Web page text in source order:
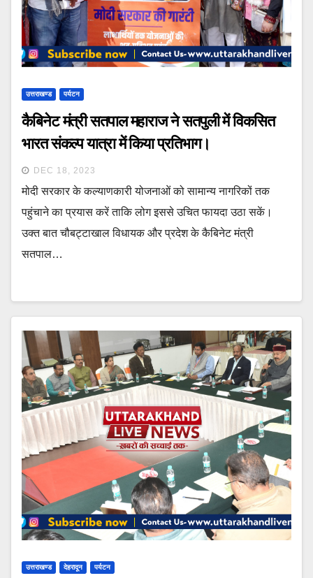
उत्तराखण्ड पर्यटन
कैबिनेट मंत्री सतपाल महाराज ने सतपुली में विकसित
भारत संकल्प यात्रा में किया प्रतिभाग।
DEC 18, 2023
मोदी सरकार के कल्याणकारी योजनाओं को सामान्य नागरिकों तक
पहुंचाने का प्रयास करें ताकि लोग इससे उचित फायदा उठा सकें।
उक्त बात चौबट्टाखाल विधायक और प्रदेश के कैबिनेट मंत्री
सतपाल…
उत्तराखण्ड देहरादून पर्यटन